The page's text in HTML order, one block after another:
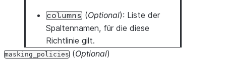
columns (Optional): Liste der
Spaltennamen, für die diese
Richtlinie gilt.
masking_policies (Optional)